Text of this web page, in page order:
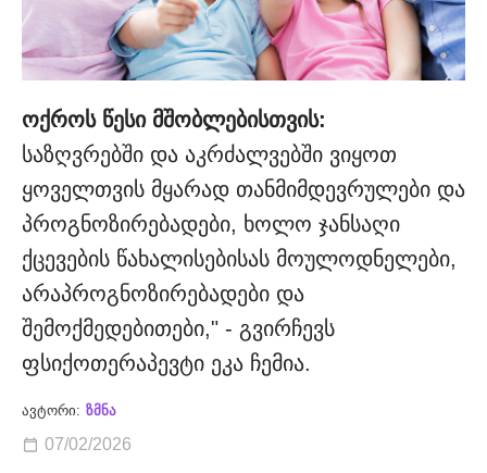
ოქროს წესი მშობლებისთვის:
საზღვრებში და აკრძალვებში ვიყოთ
ყოველთვის მყარად თანმიმდევრულები და
პროგნოზირებადები, ხოლო ჯანსაღი
ქცევების წახალისებისას მოულოდნელები,
არაპროგნოზირებადები და
შემოქმედებითები," - გვირჩევს
ფსიქოთერაპევტი ეკა ჩემია.
ავტორი: ზმნა
07/02/2026